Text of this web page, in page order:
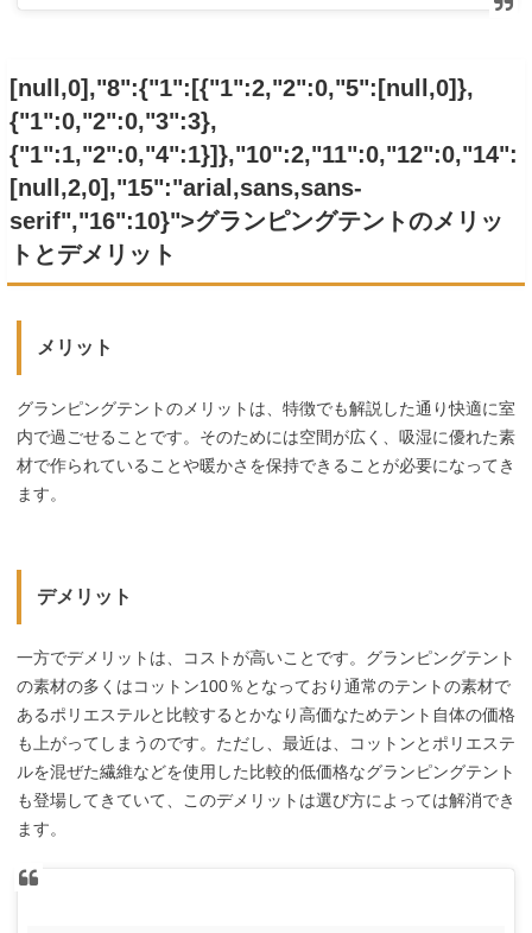
[null,0],"8":{"1":[{"1":2,"2":0,"5":[null,0]},
{"1":0,"2":0,"3":3},
{"1":1,"2":0,"4":1}]},"10":2,"11":0,"12":0,"14":
[null,2,0],"15":"arial,sans,sans-
serif","16":10}">グランピングテントのメリッ
トとデメリット
メリット
グランピングテントのメリットは、特徴でも解説した通り快適に室
内で過ごせることです。そのためには空間が広く、吸湿に優れた素
材で作られていることや暖かさを保持できることが必要になってき
ます。
デメリット
一方でデメリットは、コストが高いことです。グランピングテント
の素材の多くはコットン100％となっており通常のテントの素材で
あるポリエステルと比較するとかなり高価なためテント自体の価格
も上がってしまうのです。ただし、最近は、コットンとポリエステ
ルを混ぜた繊維などを使用した比較的低価格なグランピングテント
も登場してきていて、このデメリットは選び方によっては解消でき
ます。